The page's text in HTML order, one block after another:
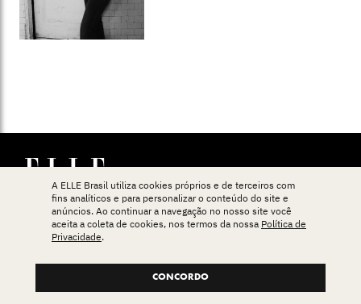
NEWSLETTER
A ELLE Brasil utiliza cookies próprios e de terceiros com
fins analíticos e para personalizar o conteúdo do site e
anúncios. Ao continuar a navegação no nosso site você
aceita a coleta de cookies, nos termos da nossa Política de
Privacidade.
CONCORDO